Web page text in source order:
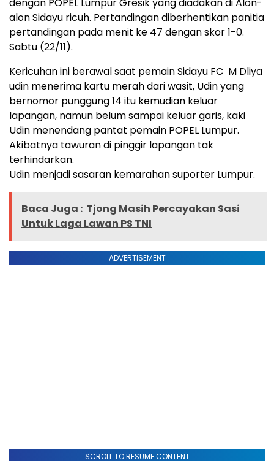
alon Sidayu ricuh. Pertandingan diberhentikan panitia
pertandingan pada menit ke 47 dengan skor 1-0.
Sabtu (22/11).
Kericuhan ini berawal saat pemain Sidayu FC M Dliya
udin menerima kartu merah dari wasit, Udin yang
bernomor punggung 14 itu kemudian keluar
lapangan, namun belum sampai keluar garis, kaki
Udin menendang pantat pemain POPEL Lumpur.
Akibatnya tawuran di pinggir lapangan tak
terhindarkan.
Udin menjadi sasaran kemarahan suporter Lumpur.
Baca Juga : Tjong Masih Percayakan Sasi
Untuk Laga Lawan PS TNI
ADVERTISEMENT
SCROLL TO RESUME CONTENT